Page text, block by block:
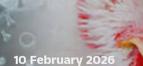
10 February 2026